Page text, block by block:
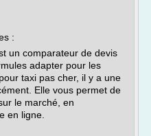
:
un comparateur de devis
adapter pour les
taxi pas cher, il y a une
Elle vous permet de
le marché, en
en ligne.